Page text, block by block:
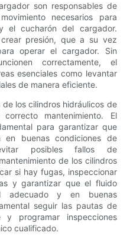
son responsables de
necesarios para
el cucharón del cargador.
presión, que a su vez
operar el cargador. Sin
correctamente, el
esenciales como levantar
de manera eficiente.
los cilindros hidráulicos de
mantenimiento. El
para garantizar que
en buenas condiciones de
posibles fallos de
de los cilindros
si hay fugas, inspeccionar
y garantizar que el fluido
adecuado y en buenas
seguir las pautas de
y programar inspecciones
cualificado.